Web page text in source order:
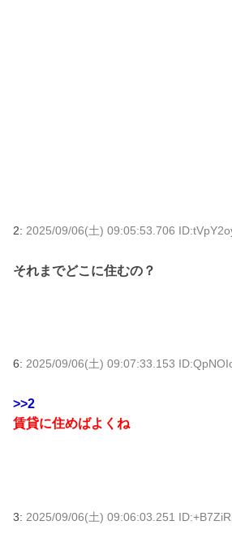
2: 2025/09/06(土) 09:05:53.706
それまでどこに住むの？
6: 2025/09/06(土) 09:07:33.153
>>2
賃貸に住めばよくね
3: 2025/09/06(土) 09:06:03.251